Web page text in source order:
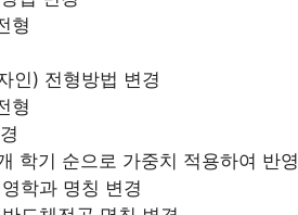
형
인) 전형방법 변경
형
학기 순으로 가중치 적용하여 반영
학과 명칭 변경